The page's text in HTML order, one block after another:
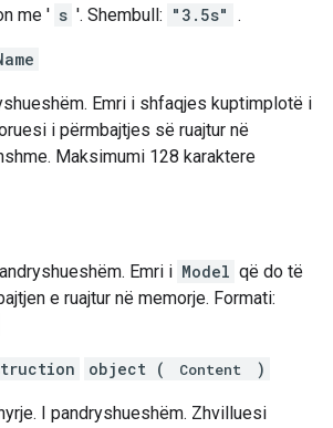
me ' s '. Shembull: "3.5s" .
Emri i shfaqjes kuptimplotë i
i përmbajtjes së ruajtur në
Maksimumi 128 karaktere
Emri i Model që do të
e ruajtur në memorje. Formati:
object ( Content )
I pandryshueshëm. Zhvilluesi